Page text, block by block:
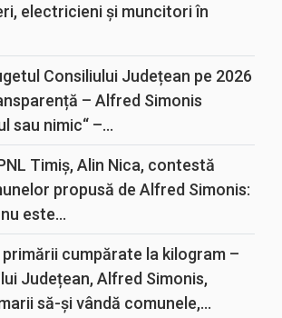
electricieni și muncitori în
Consiliului Județean pe 2026
– Alfred Simonis
sau nimic“ –...
Timiș, Alin Nica, contestă
propusă de Alfred Simonis:
este...
primării cumpărate la kilogram –
Județean, Alfred Simonis,
să-și vândă comunele,...